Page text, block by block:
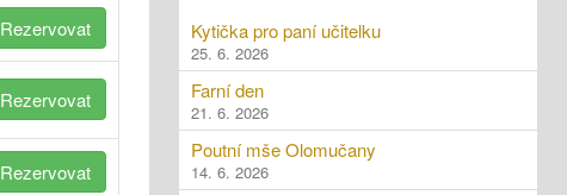
Rezervovat
Rezervovat
Rezervovat
Kytička pro paní učitelku
25. 6. 2026
Farní den
21. 6. 2026
Poutní mše Olomučany
14. 6. 2026